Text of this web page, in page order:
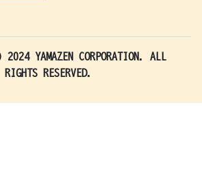
YAMAZEN CORPORATION. ALL
RIGHTS RESERVED.